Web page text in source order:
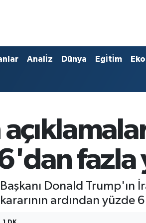
Anali̇z Dünya Eği̇ti̇m
fazla
Donald Trump'ın
ardından yüzde